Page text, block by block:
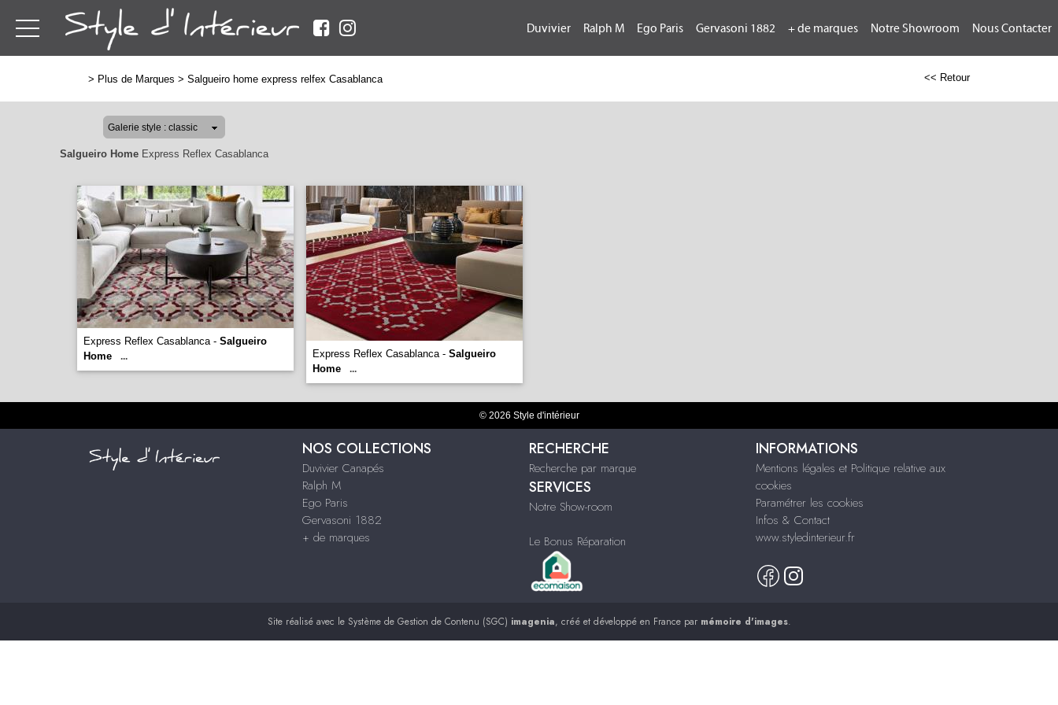
Duvivier Ralph M Ego Paris Gervasoni 1882 + de marques Notre Showroom Nous Contacter
> Plus de Marques > Salgueiro home express relfex Casablanca << Retour
Salgueiro Home Express Reflex Casablanca
Express Reflex Casablanca - Salgueiro
Home
... Express Reflex Casablanca - Salgueiro
Home
...
© 2026 Style d'intérieur
NOS COLLECTIONS
Duvivier Canapés
Ralph M
Ego Paris
Gervasoni 1882
+ de marques
RECHERCHE
Recherche par marque
SERVICES
Notre Show-room
Le Bonus Réparation
INFORMATIONS
Mentions légales et Politique relative aux
cookies
Paramétrer les cookies
Infos & Contact
www.styledinterieur.fr
Site réalisé avec le Système de Gestion de Contenu (SGC) imagenia, créé et développé en France par mémoire d'images.